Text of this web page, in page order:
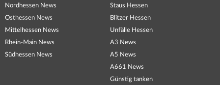
Nordhessen News
Osthessen News
Mittelhessen News
Rhein-Main News
Südhessen News
Staus Hessen
Blitzer Hessen
Unfälle Hessen
A3 News
A5 News
A661 News
Günstig tanken